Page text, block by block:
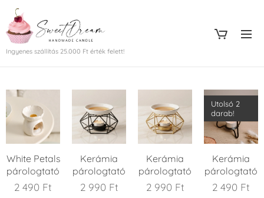
Ingyenes szállítás 25.000 Ft érték felett!
White Petals
párologtató
2 490 Ft
Kerámia
párologtató
2 990 Ft
Kerámia
párologtató
2 990 Ft
Kerámia
párologtató
Utolsó 2
darab!
2 490 Ft